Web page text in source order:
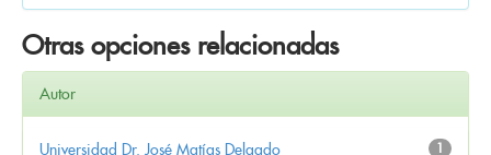
Otras opciones relacionadas
Autor
1
Universidad Dr. José Matías Delgado